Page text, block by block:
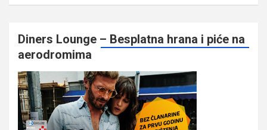
Diners Lounge – Besplatna hrana i piće na
aerodromima